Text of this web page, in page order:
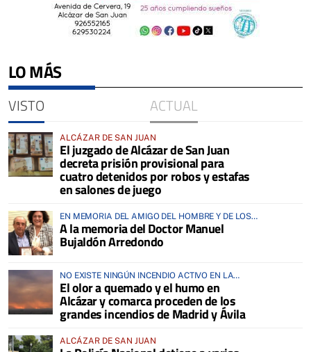
LO MÁS
VISTO ACTUAL
ALCÁZAR DE SAN JUAN
El juzgado de Alcázar de San Juan
decreta prisión provisional para
cuatro detenidos por robos y estafas
en salones de juego
EN MEMORIA DEL AMIGO DEL HOMBRE Y DE LOS
ANIMALES
A la memoria del Doctor Manuel
Bujaldón Arredondo
NO EXISTE NINGÚN INCENDIO ACTIVO EN LA
COMARCA
El olor a quemado y el humo en
Alcázar y comarca proceden de los
grandes incendios de Madrid y Ávila
ALCÁZAR DE SAN JUAN